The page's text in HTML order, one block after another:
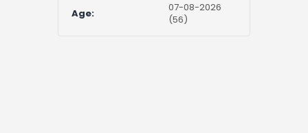
Age:
07-08-2026
(56)